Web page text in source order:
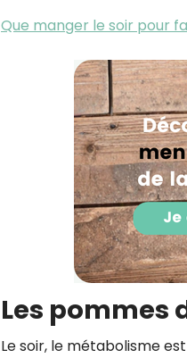
Que manger le soir pour
Les pommes
Le soir, le métabolisme